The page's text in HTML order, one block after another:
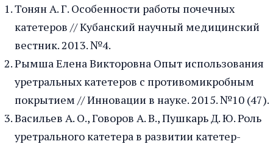
Тонян А. Г. Особенности работы почечных
катетеров // Кубанский научный медицинский
вестник. 2013. №4.
Рымша Елена Викторовна Опыт использования
уретральных катетеров с противомикробным
покрытием // Инновации в науке. 2015. №10 (47).
Васильев А. О., Говоров А. В., Пушкарь Д. Ю. Роль
уретрального катетера в развитии катетер-